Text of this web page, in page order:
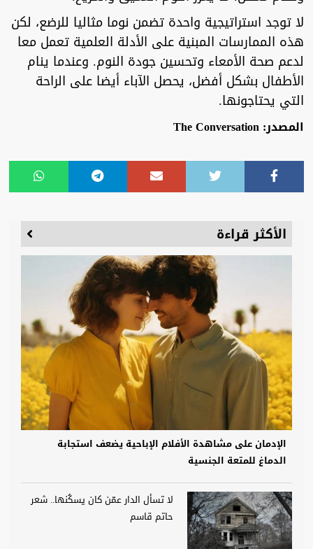
لا توجد استراتيجية واحدة تضمن نوما مثاليا للرضع، لكن
هذه الممارسات المبنية على الأدلة العلمية تعمل معا
لدعم صحة الأمعاء وتحسين جودة النوم. وعندما ينام
الأطفال بشكل أفضل، يحصل الآباء أيضا على الراحة
التي يحتاجونها.
المصدر: The Conversation
الأكثر قراءة
الإدمان على مشاهدة الأفلام الإباحية يضعف استجابة
الدماغ للمتعة الجنسية
لا تسأل الدار عمّن كان يسكُنها.. شعر
حاتم قاسم